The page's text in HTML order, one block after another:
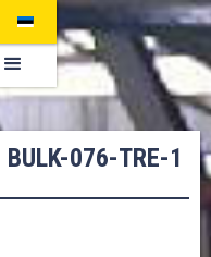
BULK-076-TRE-1